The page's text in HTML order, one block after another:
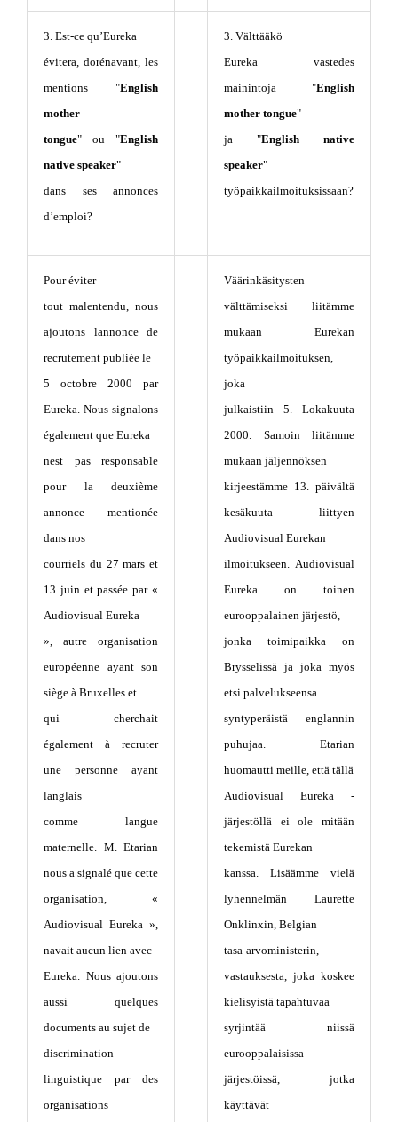
3. Est-ce qu’Eureka
évitera, dorénavant, les
mentions "English
mother
tongue" ou "English
native speaker"
dans ses annonces
d’emploi?
3. Välttääkö
Eureka vastedes
mainintoja "English
mother tongue"
ja "English native
speaker"
työpaikkailmoituksissaan?
Pour éviter
tout malentendu, nous
ajoutons lannonce de
recrutement publiée le
5 octobre 2000 par
Eureka. Nous signalons
également que Eureka
nest pas responsable
pour la deuxième
annonce mentionée
dans nos
courriels du 27 mars et
13 juin et passée par «
Audiovisual Eureka
», autre organisation
européenne ayant son
siège à Bruxelles et
qui cherchait
également à recruter
une personne ayant
langlais
comme langue
maternelle. M. Etarian
nous a signalé que cette
organisation, «
Audiovisual Eureka »,
navait aucun lien avec
Eureka. Nous ajoutons
aussi quelques
documents au sujet de
discrimination
linguistique par des
organisations
Väärinkäsitysten
välttämiseksi liitämme
mukaan Eurekan
työpaikkailmoituksen,
joka
julkaistiin 5. Lokakuuta
2000. Samoin liitämme
mukaan jäljennöksen
kirjeestämme 13. päivältä
kesäkuuta liittyen
Audiovisual Eurekan
ilmoitukseen. Audiovisual
Eureka on toinen
eurooppalainen järjestö,
jonka toimipaikka on
Brysselissä ja joka myös
etsi palvelukseensa
syntyperäistä englannin
puhujaa. Etarian
huomautti meille, että tällä
Audiovisual Eureka -
järjestöllä ei ole mitään
tekemistä Eurekan
kanssa. Lisäämme vielä
lyhennelmän Laurette
Onklinxin, Belgian
tasa-arvoministerin,
vastauksesta, joka koskee
kielisyistä tapahtuvaa
syrjintää niissä
eurooppalaisissa
järjestöissä, jotka
käyttävät